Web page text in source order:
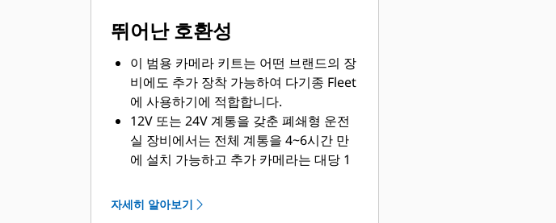
뛰어난 호환성
이 범용 카메라 키트는 어떤 브랜드의 장
비에도 추가 장착 가능하여 다기종 Fleet
에 사용하기에 적합합니다.
12V 또는 24V 계통을 갖춘 폐쇄형 운전
실 장비에서는 전체 계통을 4~6시간 만
에 설치 가능하고 추가 카메라는 대당 1
각 서라운드 비전 키트에는 고해성도 터
자세히 알아보기